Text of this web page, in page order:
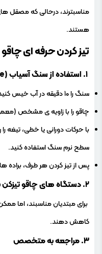
مناسبترند، درحالی که مصقل
هستند.
تیز کردن حرفه ای چاقو
سنگ را ۱۰ دقیقه در آب خیس کنید.
چاقو را با زاویه ی مشخص (معمولاً ۲۰ درجه) روی سنگ قرار
با حرکات دورانی یا خطی، تیغه
سطح نرم سنگ استفاده کنید.
پس از تیز کردن هر طرف، براده
۲. دستگاه های چاقو تیزکن برقی
برای مبتدیان مناسبند، اما
کاهش دهند.
۳. مراجعه به متخصص